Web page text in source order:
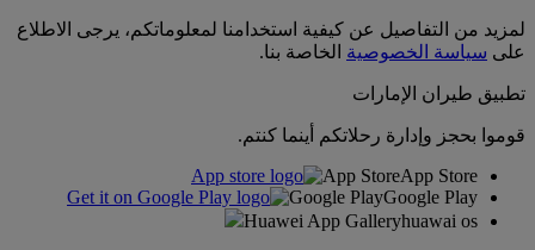
لمزيد من التفاصيل عن كيفية استخدامنا لمعلوماتكم، يرجى الاطلاع
على سياسة الخصوصية الخاصة بنا.
تطبيق طيران الإمارات
قوموا بحجز وإدارة رحلاتكم أينما كنتم.
App StoreApp Store
Google PlayGoogle Play
Huawei App Galleryhuawai os